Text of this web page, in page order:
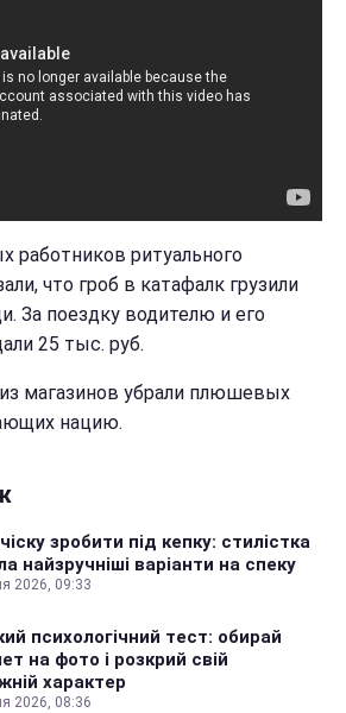
работников ритуального
что гроб в катафалк грузили
За поездку водителю и его
25 тыс. руб.
магазинов убрали плюшевых
нацию.
зробити під кепку: стилістка
найзручніші варіанти на спеку
2026, 09:33
психологічний тест: обирай
на фото і розкрий свій
характер
2026, 08:36